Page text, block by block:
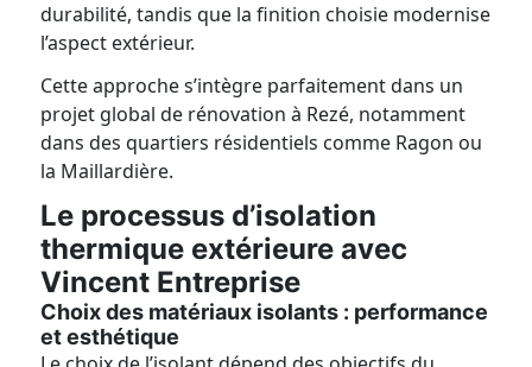
durabilité, tandis que la finition choisie modernise
l’aspect extérieur.
Cette approche s’intègre parfaitement dans un
projet global de rénovation à Rezé, notamment
dans des quartiers résidentiels comme Ragon ou
la Maillardière.
Le processus d’isolation
thermique extérieure avec
Vincent Entreprise
Choix des matériaux isolants : performance
et esthétique